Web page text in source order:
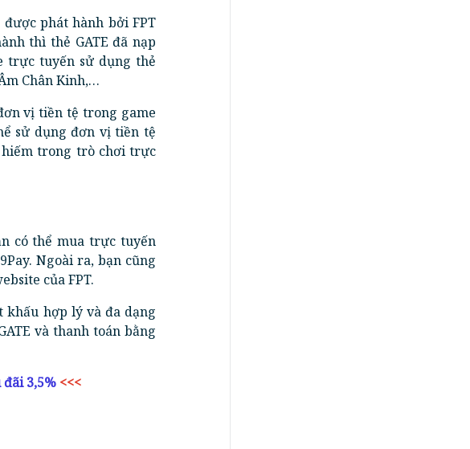
phát hành bởi FPT
thì thẻ GATE đã nạp
trực tuyến sử dụng thẻ
Chân Kinh,…
vị tiền tệ trong game
sử dụng đơn vị tiền tệ
hiếm trong trò chơi trực
có thể mua trực tuyến
Ngoài ra, bạn cũng
của FPT.
khấu hợp lý và đa dạng
và thanh toán bằng
3,5% <<<